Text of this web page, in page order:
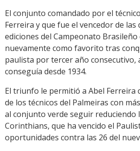
El conjunto comandado por el
Ferreira y que fue el vencedor de las
ediciones del Campeonato Brasileño
nuevamente como favorito tras
paulista por tercer año consecutivo,
conseguía desde 1934.
El triunfo le permitió a Abel Ferreira
de los técnicos del Palmeiras con
al conjunto verde seguir reduciendo
Corinthians, que ha vencido el
oportunidades contra las 26 del